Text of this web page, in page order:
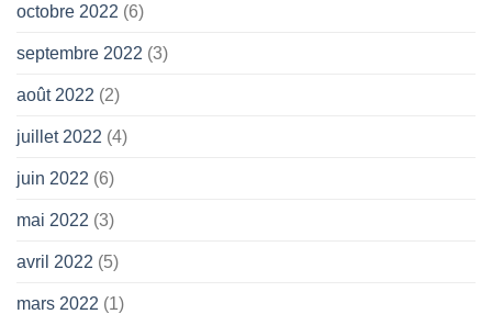
octobre 2022 (6)
septembre 2022 (3)
août 2022 (2)
juillet 2022 (4)
juin 2022 (6)
mai 2022 (3)
avril 2022 (5)
mars 2022 (1)